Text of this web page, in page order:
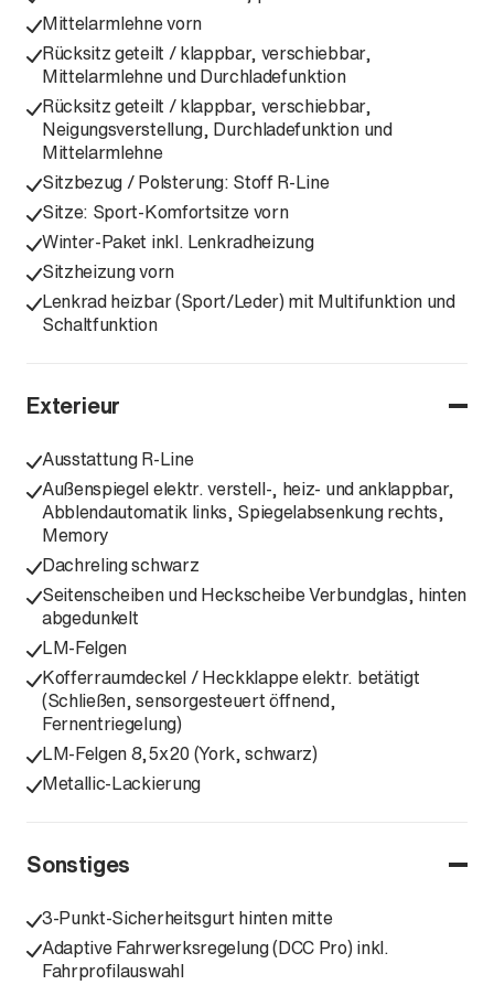
Mittelarmlehne vorn
Rücksitz geteilt / klappbar, verschiebbar,
Mittelarmlehne und Durchladefunktion
Rücksitz geteilt / klappbar, verschiebbar,
Neigungsverstellung, Durchladefunktion und
Mittelarmlehne
Sitzbezug / Polsterung: Stoff R-Line
Sitze: Sport-Komfortsitze vorn
Winter-Paket inkl. Lenkradheizung
Sitzheizung vorn
Lenkrad heizbar (Sport/Leder) mit Multifunktion und
Schaltfunktion
Exterieur
Ausstattung R-Line
Außenspiegel elektr. verstell-, heiz- und anklappbar,
Abblendautomatik links, Spiegelabsenkung rechts,
Memory
Dachreling schwarz
Seitenscheiben und Heckscheibe Verbundglas, hinten
abgedunkelt
LM-Felgen
Kofferraumdeckel / Heckklappe elektr. betätigt
(Schließen, sensorgesteuert öffnend,
Fernentriegelung)
LM-Felgen 8,5x20 (York, schwarz)
Metallic-Lackierung
Sonstiges
3-Punkt-Sicherheitsgurt hinten mitte
Adaptive Fahrwerksregelung (DCC Pro) inkl.
Fahrprofilauswahl